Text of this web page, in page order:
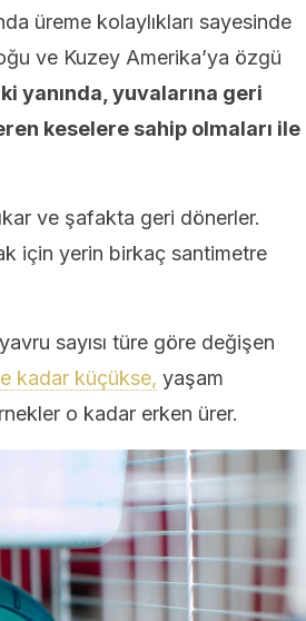
üreme kolaylıkları sayesinde
ve Kuzey Amerika’ya özgü
yanında, yuvalarına geri
keselere sahip olmaları ile
ve şafakta geri dönerler.
için yerin birkaç santimetre
sayısı türe göre değişen
kadar küçükse, yaşam
o kadar erken ürer.